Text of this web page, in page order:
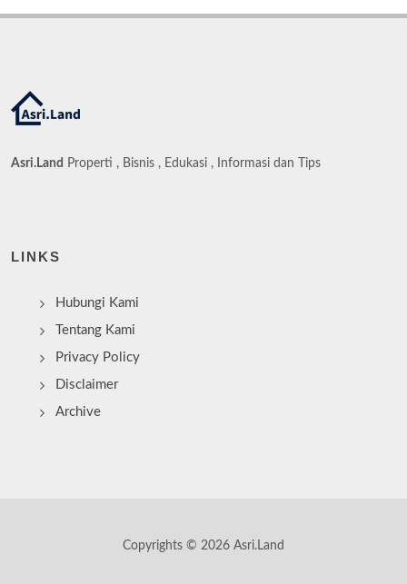
Asri.Land Properti , Bisnis , Edukasi , Informasi dan Tips
LINKS
Hubungi Kami
Tentang Kami
Privacy Policy
Disclaimer
Archive
Copyrights © 2026 Asri.Land